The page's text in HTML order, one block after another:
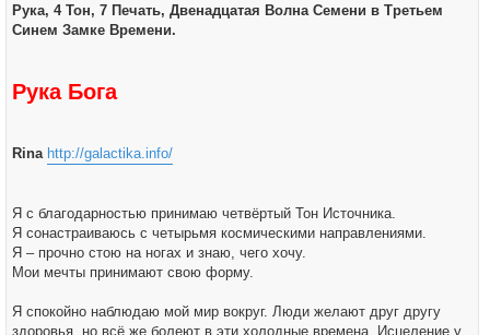
щ
е
Рука, 4 Тон, 7 Печать, Двенадцатая Волна Семени в Третьем
Синем Замке Времени.
Рука Бога
Rina http://galactika.info/
Я с благодарностью принимаю четвёртый Тон Источника.
Я сонастраиваюсь с четырьмя космическими направлениями.
Я – прочно стою на ногах и знаю, чего хочу.
Мои мечты принимают свою форму.
Я спокойно наблюдаю мой мир вокруг. Люди желают друг другу
здоровья, но всё же болеют в эти холодные времена. Исцеление у